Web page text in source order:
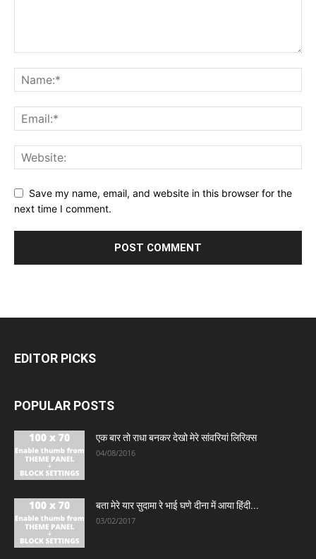
Save my name, email, and website in this browser for the
next time I comment.
EDITOR PICKS
POPULAR POSTS
एक बार तो राधा बनकर देखो मेरे सांवरियां लिरिक्स
04/08/2016
बता मेरे यार सुदामा रे भाई घणे दीना में आया हिंदी...
03/02/2017